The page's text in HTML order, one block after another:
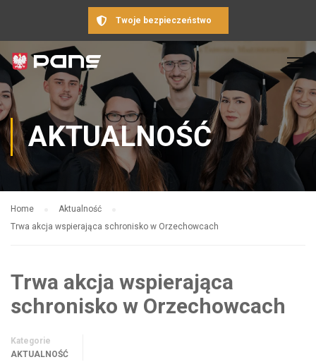
Twoje bezpieczeństwo
AKTUALNOŚĆ
Home
Aktualność
Trwa akcja wspierająca schronisko w Orzechowcach
Trwa akcja wspierająca
schronisko w Orzechowcach
Kategorie
AKTUALNOŚĆ